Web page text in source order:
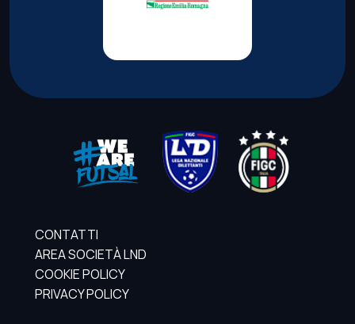
CONTATTI
AREA SOCIETÀ LND
COOKIE POLICY
PRIVACY POLICY